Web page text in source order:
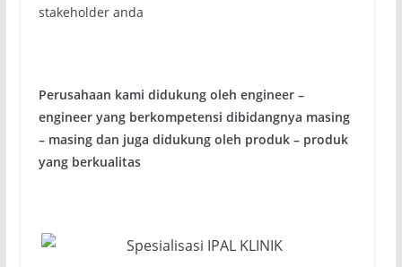
stakeholder anda
Perusahaan kami didukung oleh engineer –
engineer yang berkompetensi dibidangnya masing
– masing dan juga didukung oleh produk – produk
yang berkualitas